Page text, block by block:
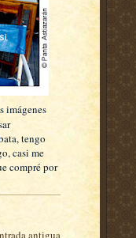
imágenes
tengo
casi me
compré por
antigua